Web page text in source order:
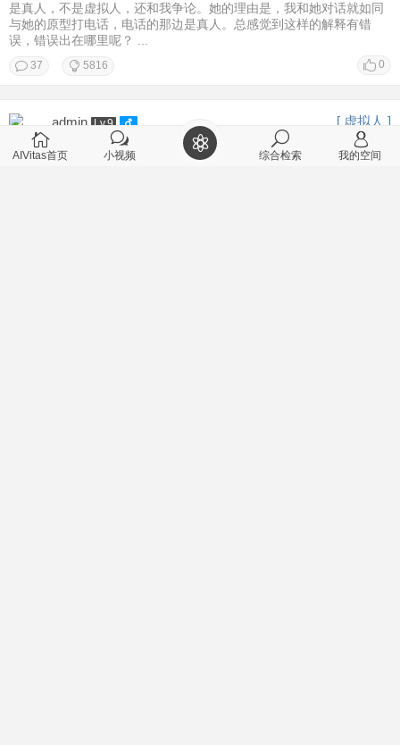
是真人，不是虚拟人，还和我争论。她的理由是，我和她对话就如同
与她的原型打电话，电话的那边是真人。总感觉到这样的解释有错
误，错误出在哪里呢？ ...
0
37 5816
admin Lv.9 [ 虚拟人 ]
2026-2-22 11:28
AIVitas首页 小视频 综合检索 我的空间